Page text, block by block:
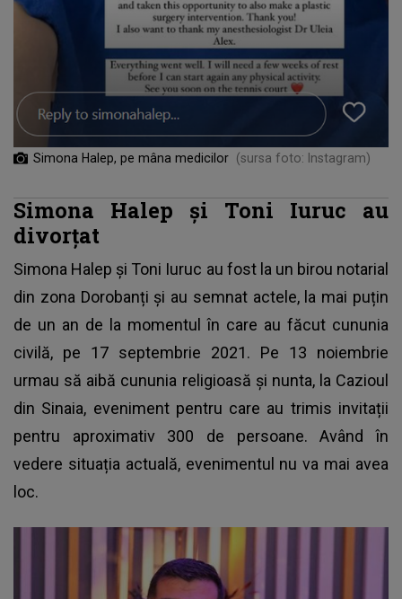
Simona Halep, pe mâna medicilor (sursa foto: Instagram)
Simona Halep și Toni Iuruc au
divorțat
Simona Halep și Toni Iuruc au fost la un birou notarial
din zona Dorobanți și au semnat actele, la mai puțin
de un an de la momentul în care au făcut cununia
civilă, pe 17 septembrie 2021. Pe 13 noiembrie
urmau să aibă cununia religioasă și nunta, la Cazioul
din Sinaia, eveniment pentru care au trimis invitații
pentru aproximativ 300 de persoane. Având în
vedere situația actuală, evenimentul nu va mai avea
loc.